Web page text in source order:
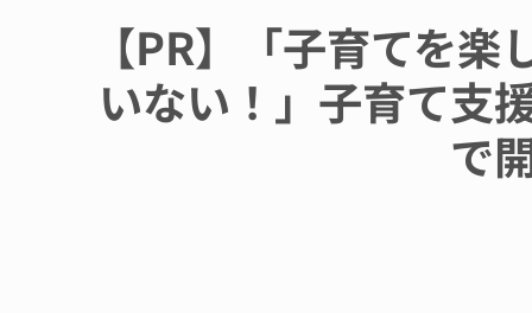
【PR】「子育てを
いない！」子育て
で